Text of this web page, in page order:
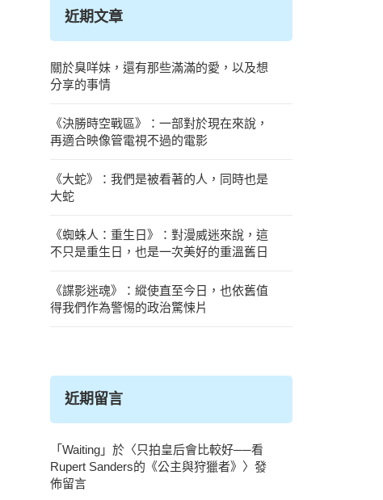
近期文章
關於臭咩妹，還有那些滿滿的愛，以及想
分享的事情
《決勝時空戰區》：一部對於現在來說，
再適合映像管電視不過的電影
《大蛇》：我們是被看著的人，同時也是
大蛇
《蜘蛛人：重生日》：對漫威迷來說，這
不只是重生日，也是一次美好的重溫舊日
《諜影迷魂》：縱使直至今日，也依舊值
得我們作為警惕的政治驚悚片
近期留言
「 Waiting 」於〈只拍皇后會比較好──看
Rupert Sanders的《公主與狩獵者》 〉發
佈留言